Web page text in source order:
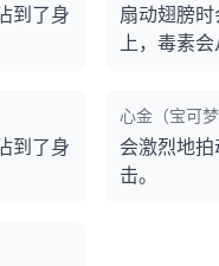
到了身
扇动翅膀
上，毒素会
到了身
心金（宝可
会激烈地
击。